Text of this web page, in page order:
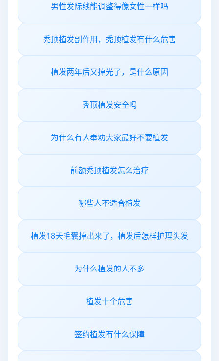
男性发际线能调整得像女性一样吗
秃顶植发副作用，秃顶植发有什么危害
植发两年后又掉光了，是什么原因
秃顶植发安全吗
为什么有人奉劝大家最好不要植发
前额秃顶植发怎么治疗
哪些人不适合植发
植发18天毛囊掉出来了，植发后怎样护理头发
为什么植发的人不多
植发十个危害
签约植发有什么保障